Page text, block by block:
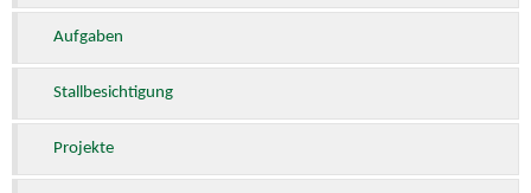
Aufgaben
Stallbesichtigung
Projekte